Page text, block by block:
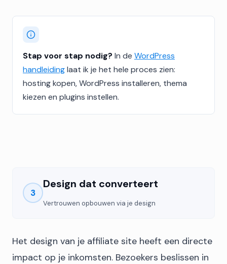
Stap voor stap nodig? In de WordPress
handleidinglaat ik je het hele proces zien:
hosting kopen, WordPress installeren, thema
kiezen en plugins instellen.
3
Design dat converteert
Vertrouwen opbouwen via je design
Het design van je affiliate site heeft een directe
impact op je inkomsten. Bezoekers beslissen in